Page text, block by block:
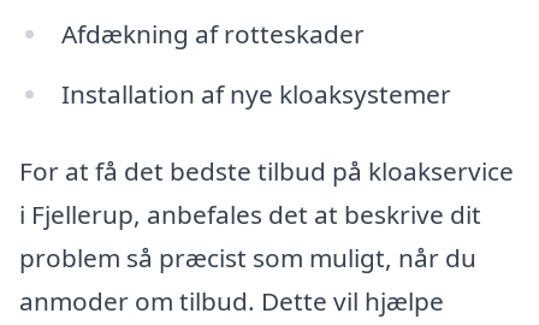
Afdækning af rotteskader
Installation af nye kloaksystemer
For at få det bedste tilbud på kloakservice
i Fjellerup, anbefales det at beskrive dit
problem så præcist som muligt, når du
anmoder om tilbud. Dette vil hjælpe